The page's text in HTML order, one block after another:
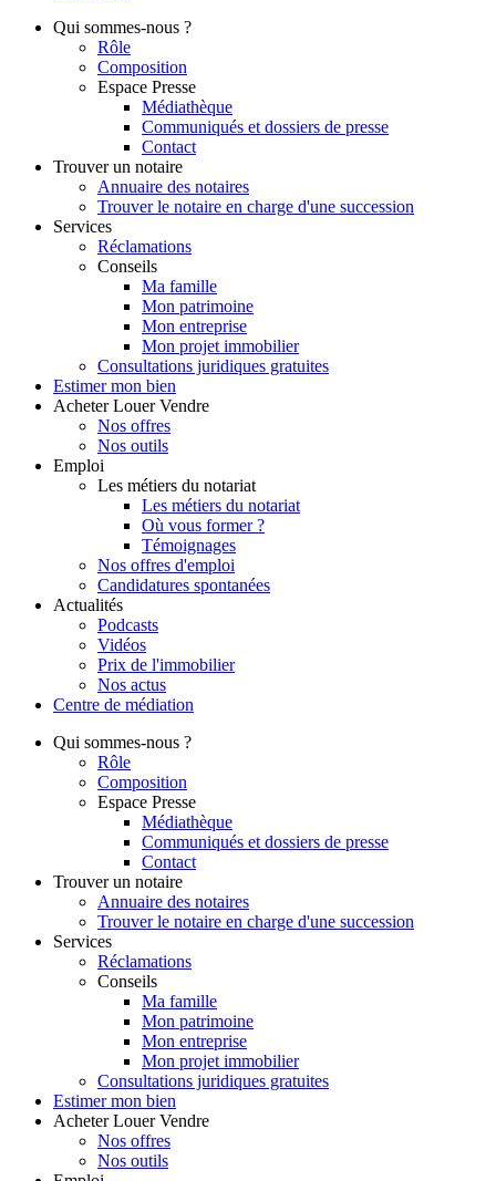
Qui sommes-nous ?
Rôle
Composition
Espace Presse
Médiathèque
Communiqués et dossiers de presse
Contact
Trouver un notaire
Annuaire des notaires
Trouver le notaire en charge d'une succession
Services
Réclamations
Conseils
Ma famille
Mon patrimoine
Mon entreprise
Mon projet immobilier
Consultations juridiques gratuites
Estimer mon bien
Acheter Louer Vendre
Nos offres
Nos outils
Emploi
Les métiers du notariat
Les métiers du notariat
Où vous former ?
Témoignages
Nos offres d'emploi
Candidatures spontanées
Actualités
Podcasts
Vidéos
Prix de l'immobilier
Nos actus
Centre de médiation
Qui sommes-nous ?
Rôle
Composition
Espace Presse
Médiathèque
Communiqués et dossiers de presse
Contact
Trouver un notaire
Annuaire des notaires
Trouver le notaire en charge d'une succession
Services
Réclamations
Conseils
Ma famille
Mon patrimoine
Mon entreprise
Mon projet immobilier
Consultations juridiques gratuites
Estimer mon bien
Acheter Louer Vendre
Nos offres
Nos outils